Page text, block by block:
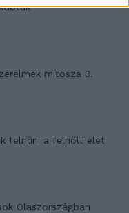
mítosza 3.
felnőni a felnőtt élet
Olaszországban